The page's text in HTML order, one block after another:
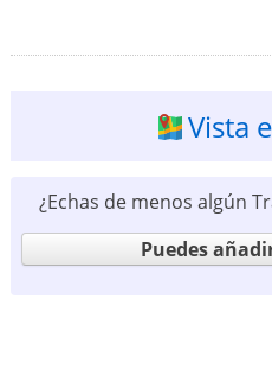
Vista
¿Echas de menos algún
Puedes